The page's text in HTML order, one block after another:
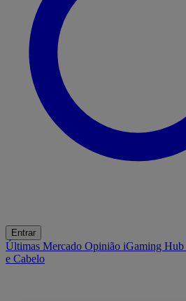
Entrar
Últimas Mercado Opinião iGaming Hub
e Cabelo